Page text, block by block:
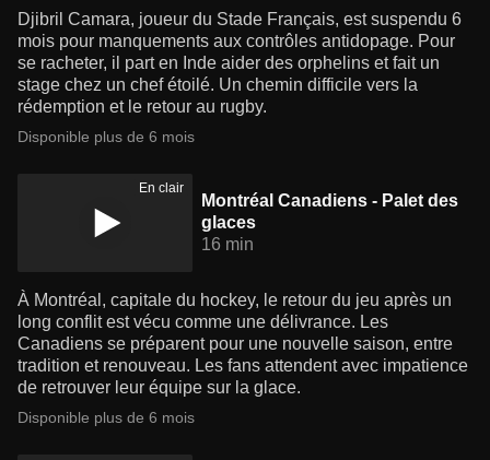
Djibril Camara, joueur du Stade Français, est suspendu 6
mois pour manquements aux contrôles antidopage. Pour
se racheter, il part en Inde aider des orphelins et fait un
stage chez un chef étoilé. Un chemin difficile vers la
rédemption et le retour au rugby.
Disponible plus de 6 mois
En clair
Montréal Canadiens - Palet des
glaces
16 min
À Montréal, capitale du hockey, le retour du jeu après un
long conflit est vécu comme une délivrance. Les
Canadiens se préparent pour une nouvelle saison, entre
tradition et renouveau. Les fans attendent avec impatience
de retrouver leur équipe sur la glace.
Disponible plus de 6 mois